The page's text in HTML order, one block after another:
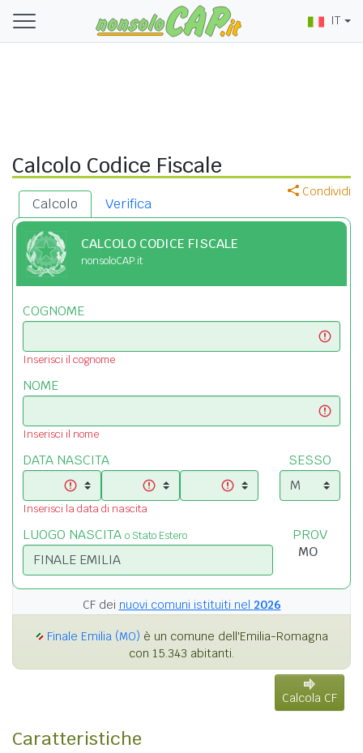
IT
Calcolo Codice Fiscale
Condividi
Calcolo Verifica
CALCOLO CODICE FISCALE
nonsoloCAP.it
COGNOME
Inserisci il cognome
NOME
Inserisci il nome
DATA NASCITA
Inserisci la data di nascita
SESSO
LUOGO NASCITA o Stato Estero PROV
CF dei nuovi comuni istituiti nel 2026
Finale Emilia (MO) è un comune dell'Emilia-Romagna
con 15.343 abitanti.
Calcola CF
Caratteristiche